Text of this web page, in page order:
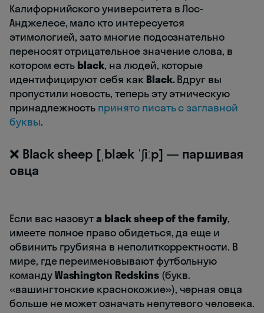
Калифорнийского университета в Лос-
Анджелесе, мало кто интересуется
этимологией, зато многие подсознательно
переносят отрицательное значение слова, в
котором есть black, на людей, которые
идентифицируют себя как Black.Вдруг вы
пропустили новость, теперь эту этническую
принадлежность принято писать с заглавной
буквы.
❌ Black sheep [ˌblæk ˈʃiːp] — паршивая
овца
Если вас назовутa black sheep of the family,
имеете полное право обидеться, да еще и
обвинить грубияна в неполиткорректности. В
мире, где переименовывают футбольную
командуWashington Redskins(букв.
«вашингтонские краснокожие»), черная овца
больше не может означать непутевого человека.